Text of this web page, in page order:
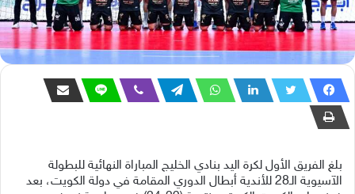
بلغ الفريق الأول لكرة اليد بنادي الخليج المباراة النهائية للبطولة
الآسيوية الـ28 للأندية أبطال الدوري المقامة في دولة الكويت، بعد